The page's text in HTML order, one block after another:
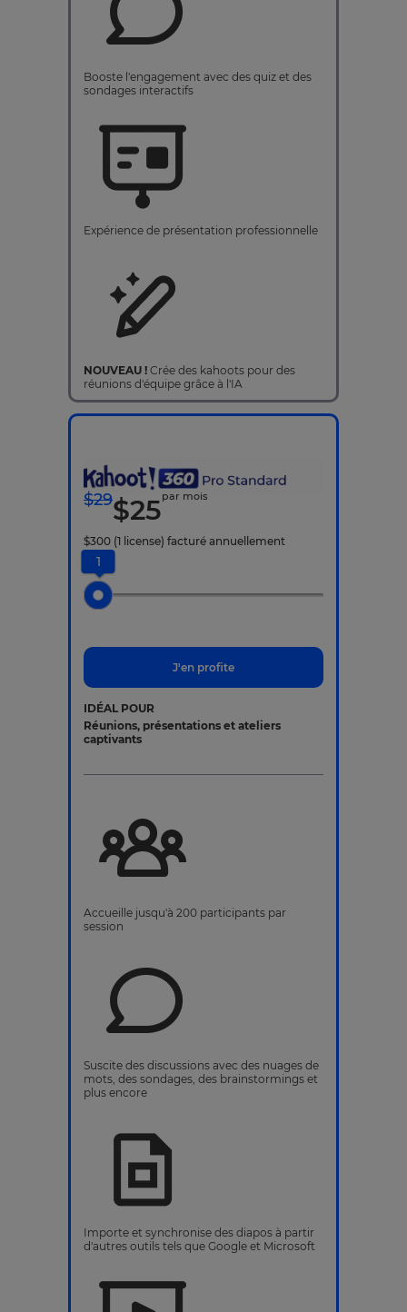
Booste l'engagement avec des quiz et des
sondages interactifs
Expérience de présentation professionnelle
NOUVEAU ! Crée des kahoots pour des
réunions d'équipe grâce à l'IA
$29$25par mois
$300 (1 license) facturé annuellement
1
J'en profite
IDÉAL POUR
Réunions, présentations et ateliers
captivants
Accueille jusqu'à 200 participants par
session
Suscite des discussions avec des nuages de
mots, des sondages, des brainstormings et
plus encore
Importe et synchronise des diapos à partir
d'autres outils tels que Google et Microsoft